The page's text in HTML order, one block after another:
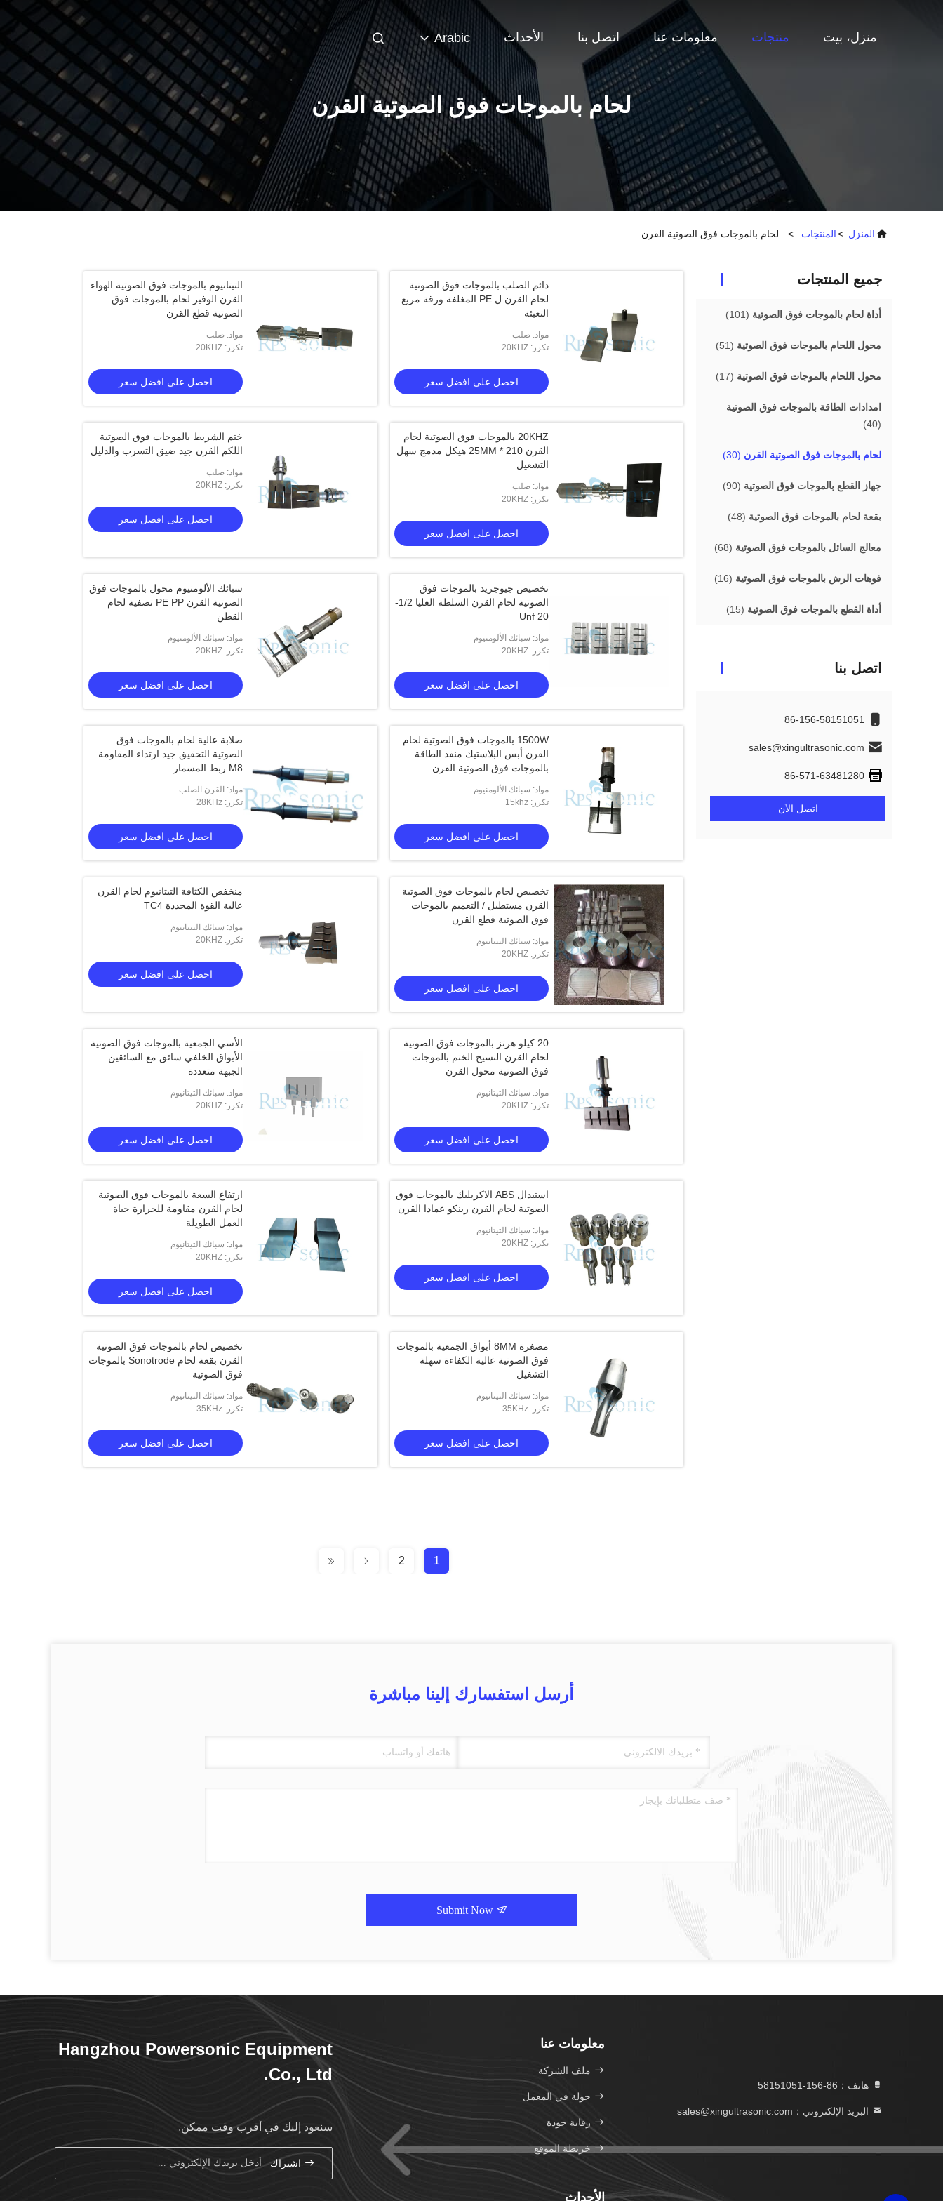
منزل، بيت منتجات معلومات عنا اتصل بنا الأحداث Arabic
لحام بالموجات فوق الصوتية القرن
المنزل >المنتجات > لحام بالموجات فوق الصوتية القرن
جميع المنتجات
أداة لحام بالموجات فوق الصوتية (101)
محول اللحام بالموجات فوق الصوتية (51)
محول اللحام بالموجات فوق الصوتية (17)
امدادات الطاقة بالموجات فوق الصوتية
(40)
لحام بالموجات فوق الصوتية القرن (30)
جهاز القطع بالموجات فوق الصوتية (90)
بقعة لحام بالموجات فوق الصوتية (48)
معالج السائل بالموجات فوق الصوتية (68)
فوهات الرش بالموجات فوق الصوتية (16)
أداة القطع بالموجات فوق الصوتية (15)
اتصل بنا
86-156-58151051
sales@xingultrasonic.com
86-571-63481280
اتصل الآن
دائم الصلب بالموجات فوق الصوتية
لحام القرن ل PE المغلفة ورقة مربع
التعبئة
مواد: صلب
تكرر: 20KHZ
احصل على افضل سعر
التيتانيوم بالموجات فوق الصوتية الهواء
القرن الوفير لحام بالموجات فوق
الصوتية قطع القرن
مواد: صلب
تكرر: 20KHZ
احصل على افضل سعر
20KHZ بالموجات فوق الصوتية لحام
القرن 210 * 25MM هيكل مدمج سهل
التشغيل
مواد: صلب
تكرر: 20KHZ
احصل على افضل سعر
ختم الشريط بالموجات فوق الصوتية
اللكم القرن جيد ضيق التسرب والدليل
مواد: صلب
تكرر: 20KHZ
احصل على افضل سعر
تخصيص جيوجريد بالموجات فوق
الصوتية لحام القرن السلطة العليا 1/2-
20 Unf
مواد: سبائك الألومنيوم
تكرر: 20KHZ
احصل على افضل سعر
سبائك الألومنيوم محول بالموجات فوق
الصوتية القرن PE PP تصفية لحام
القطن
مواد: سبائك الألومنيوم
تكرر: 20KHZ
احصل على افضل سعر
1500W بالموجات فوق الصوتية لحام
القرن أبس البلاستيك منفذ الطاقة
بالموجات فوق الصوتية القرن
مواد: سبائك الألومنيوم
تكرر: 15khz
احصل على افضل سعر
صلابة عالية لحام بالموجات فوق
الصوتية التحقيق جيد ارتداء المقاومة
M8 ربط المسمار
مواد: القرن الصلب
تكرر: 28KHz
احصل على افضل سعر
تخصيص لحام بالموجات فوق الصوتية
القرن مستطيل / التعميم بالموجات
فوق الصوتية قطع القرن
مواد: سبائك التيتانيوم
تكرر: 20KHZ
احصل على افضل سعر
منخفض الكثافة التيتانيوم لحام القرن
عالية القوة المحددة TC4
مواد: سبائك التيتانيوم
تكرر: 20KHZ
احصل على افضل سعر
20 كيلو هرتز بالموجات فوق الصوتية
لحام القرن النسيج الختم بالموجات
فوق الصوتية محول القرن
مواد: سبائك التيتانيوم
تكرر: 20KHZ
احصل على افضل سعر
الأسي الجمعية بالموجات فوق الصوتية
الأبواق الخلفي سائق مع السائقين
الجبهة متعددة
مواد: سبائك التيتانيوم
تكرر: 20KHZ
احصل على افضل سعر
استبدال ABS الاكريليك بالموجات فوق
الصوتية لحام القرن رينكو عمادا القرن
مواد: سبائك التيتانيوم
تكرر: 20KHZ
احصل على افضل سعر
ارتفاع السعة بالموجات فوق الصوتية
لحام القرن مقاومة للحرارة حياة
العمل الطويلة
مواد: سبائك التيتانيوم
تكرر: 20KHZ
احصل على افضل سعر
مصغرة 8MM أبواق الجمعية بالموجات
فوق الصوتية عالية الكفاءة سهلة
التشغيل
مواد: سبائك التيتانيوم
تكرر: 35KHz
احصل على افضل سعر
تخصيص لحام بالموجات فوق الصوتية
القرن بقعة لحام Sonotrode بالموجات
فوق الصوتية
مواد: سبائك التيتانيوم
تكرر: 35KHz
احصل على افضل سعر
1
2
أرسل استفسارك إلينا مباشرة
Submit Now
هاتف：86-156-58151051
البريد الإلكتروني：sales@xingultrasonic.com
معلومات عنا
ملف الشركة
جولة في المعمل
رقابة جودة
خريطة الموقع
الأحداث
Hangzhou Powersonic Equipment
Co., Ltd.
سنعود إليك في أقرب وقت ممكن.
اشتراك